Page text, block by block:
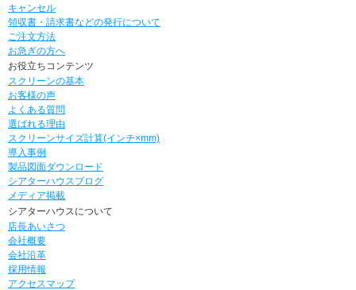
キャンセル
領収書・請求書などの発行について
ご注文方法
お急ぎの方へ
お役立ちコンテンツ
スクリーンの基本
お客様の声
よくある質問
選ばれる理由
スクリーンサイズ計算(インチ×mm)
導入事例
製品図面ダウンロード
シアターハウスブログ
メディア掲載
シアターハウスについて
店長あいさつ
会社概要
会社沿革
採用情報
アクセスマップ